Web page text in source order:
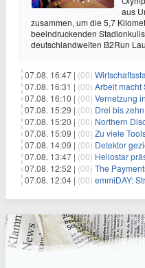
aus
zusammen, um die 5,7
beeindruckenden
deutschlandweiten B2Run
07.08. 16:47 | (00) Wirtschaftsstaatssekretär
07.08. 16:31 | (00) Arbeit macht
07.08. 16:10 | (00) Vernetzung in
07.08. 15:29 | (00) Drei bis zehn
07.08. 15:20 | (00) Northern Discovery
07.08. 15:09 | (00) Zu viele Tools, zu
07.08. 14:09 | (00) Detektor
07.08. 13:47 | (00) Heliostar präsentiert Finanz- und
07.08. 12:52 | (00) The Payments
07.08. 12:04 | (00) emmiDAY: